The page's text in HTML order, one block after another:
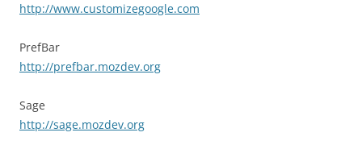
http://www.customizegoogle.com
PrefBar
http://prefbar.mozdev.org
Sage
http://sage.mozdev.org